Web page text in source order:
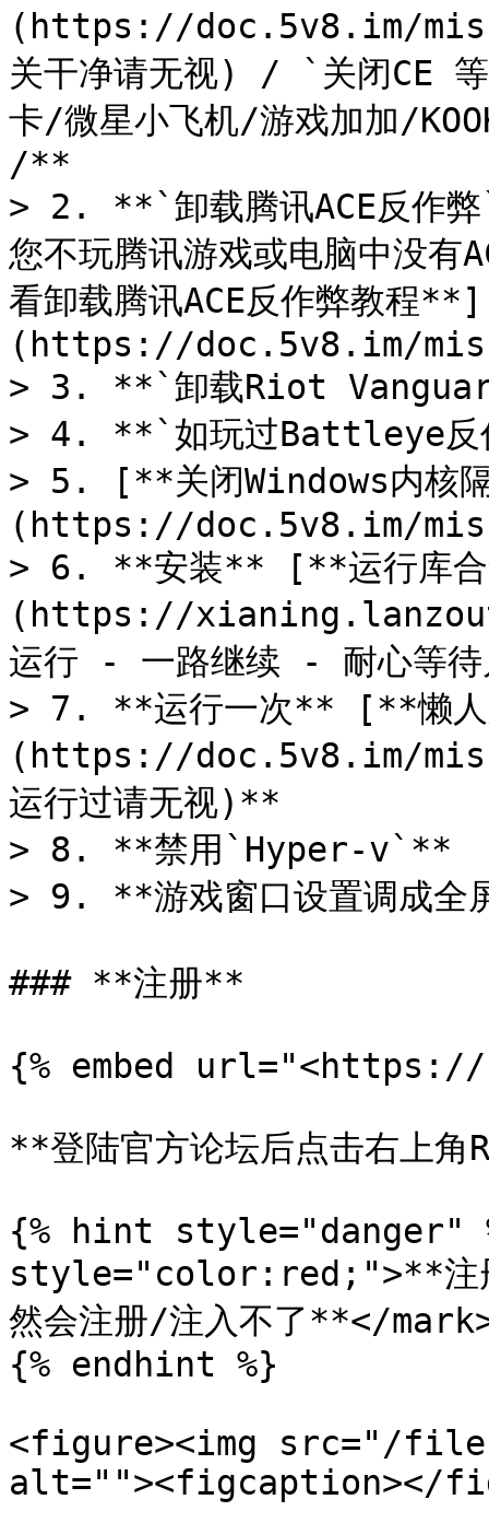
(https://doc.5v8.im/
关干净请无视) / `关闭CE
卡/微星小飞机/游戏加加/
/**
> 2. **`卸载腾讯ACE反作
您不玩腾讯游戏或电脑中没
看卸载腾讯ACE反作弊教程**]
(https://doc.5v8.im/
> 3. **`卸载Riot
> 4. **`如玩过Battleye反
> 5. [**关闭Windows内核
(https://doc.5v8.im/
> 6. **安装** [**运行库
(https://
运行 - 一路继续 - 耐心等待
> 7. **运行一次** [**懒
(https://doc.5v8.im/
运行过请无视)**
> 8. **禁用`Hyper-v`**
> 9. **游戏窗口设置调成全
### **注册**
{% embed
**登陆官方论坛后点击右上
{% hint style="danger"
style="color:red;">**注册
然会注册/注入不了**</
{% endhint %}
<figure><img src="/files/
alt=""><figcaption></